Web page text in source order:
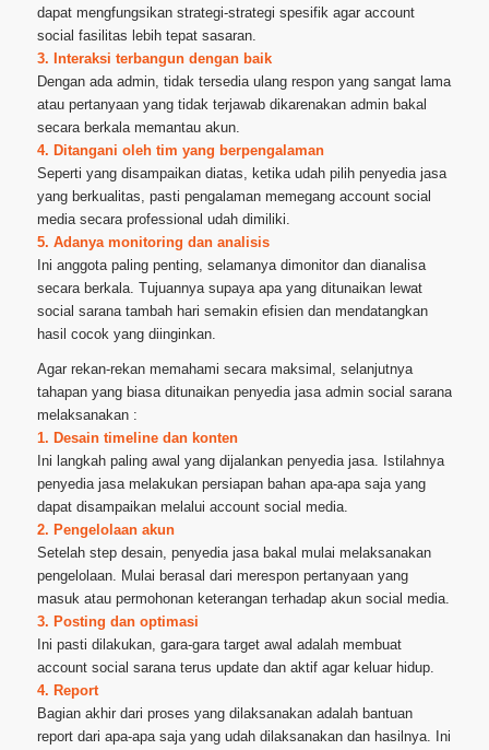
dapat mengfungsikan strategi-strategi spesifik agar account
social fasilitas lebih tepat sasaran.
3. Interaksi terbangun dengan baik
Dengan ada admin, tidak tersedia ulang respon yang sangat lama
atau pertanyaan yang tidak terjawab dikarenakan admin bakal
secara berkala memantau akun.
4. Ditangani oleh tim yang berpengalaman
Seperti yang disampaikan diatas, ketika udah pilih penyedia jasa
yang berkualitas, pasti pengalaman memegang account social
media secara professional udah dimiliki.
5. Adanya monitoring dan analisis
Ini anggota paling penting, selamanya dimonitor dan dianalisa
secara berkala. Tujuannya supaya apa yang ditunaikan lewat
social sarana tambah hari semakin efisien dan mendatangkan
hasil cocok yang diinginkan.
Agar rekan-rekan memahami secara maksimal, selanjutnya
tahapan yang biasa ditunaikan penyedia jasa admin social sarana
melaksanakan :
1. Desain timeline dan konten
Ini langkah paling awal yang dijalankan penyedia jasa. Istilahnya
penyedia jasa melakukan persiapan bahan apa-apa saja yang
dapat disampaikan melalui account social media.
2. Pengelolaan akun
Setelah step desain, penyedia jasa bakal mulai melaksanakan
pengelolaan. Mulai berasal dari merespon pertanyaan yang
masuk atau permohonan keterangan terhadap akun social media.
3. Posting dan optimasi
Ini pasti dilakukan, gara-gara target awal adalah membuat
account social sarana terus update dan aktif agar keluar hidup.
4. Report
Bagian akhir dari proses yang dilaksanakan adalah bantuan
report dari apa-apa saja yang udah dilaksanakan dan hasilnya. Ini